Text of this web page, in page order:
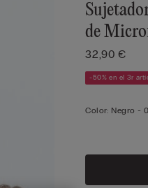
de
32,90 €
-50% en el 3r
Color: Negro -